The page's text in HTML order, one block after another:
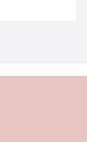
(65쪽) 사랑 늦
들 떨면서 가는
(82쪽) 좋은 시가
보고는 어떤 시가
. 다음을 기약하
. 십삼 년에 걸쳐